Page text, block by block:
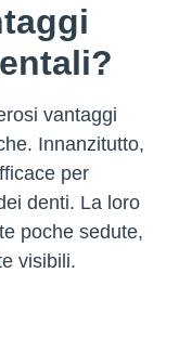
vantaggi
Innanzitutto,
per
denti. La loro
poche sedute,
visibili.